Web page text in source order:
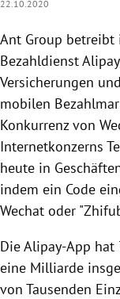
22.10.2020
Ant Group
Bezahldienst
Versicherungen
mobilen
Konkurrenz von
Internetkonzerns
heute in
indem ein Code
Wechat oder
Die Alipay-App
eine Milliarde
von Tausenden